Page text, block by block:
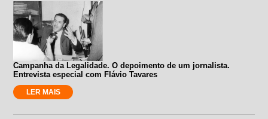
Campanha da Legalidade. O depoimento de um jornalista.
Entrevista especial com Flávio Tavares
LER MAIS